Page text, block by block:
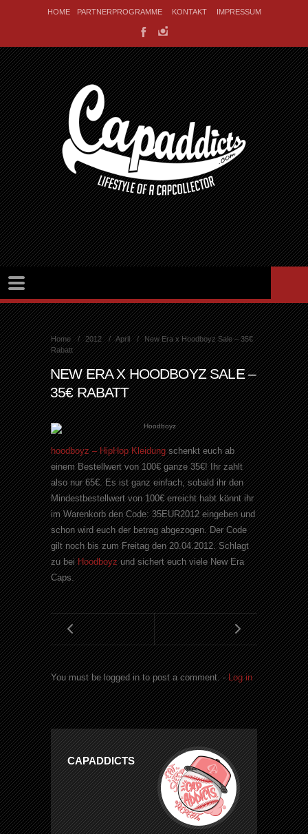
HOME PARTNERPROGRAMME KONTAKT IMPRESSUM
Home 2012 April
New Era x Hoodboyz Sale – 35€
Rabatt
NEW ERA X HOODBOYZ SALE –
35€ RABATT
hoodboyz – HipHop Kleidungschenkt euch ab
einem Bestellwert von 100€ ganze 35€! Ihr zahlt
also nur 65€. Es ist ganz einfach, sobald ihr den
Mindestbestellwert von 100€ erreicht habt könnt ihr
im Warenkorb den Code:35EUR2012eingeben und
schon wird euch der betrag abgezogen. Der Code
gilt noch bis zum Freitag den 20.04.2012. Schlagt
zu beiHoodboyzund sichert euch viele New Era
Caps.
You must be logged in to post a comment. -Log in
CAPADDICTS